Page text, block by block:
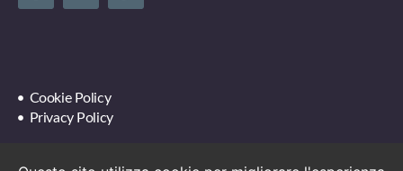
Cookie Policy
Privacy Policy